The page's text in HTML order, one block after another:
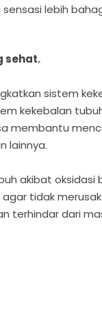
lebih
sehat.
sistem
kekebalan
membantu
lainnya.
akibat oksidasi
tidak
terhindar dari